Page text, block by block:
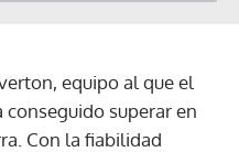
equipo al que el
superar en
Con la fiabilidad